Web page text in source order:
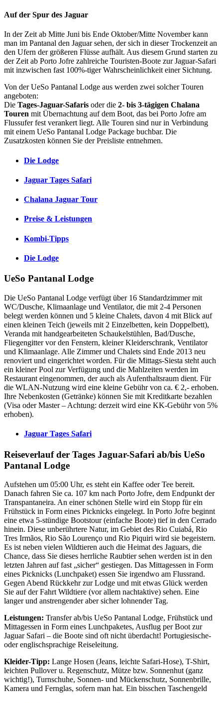
Auf der Spur des Jaguar
In der Zeit ab Mitte Juni bis Ende Oktober/Mitte November kann
man im Pantanal den Jaguar sehen, der sich in dieser Trockenzeit an
den Ufern der größeren Flüsse aufhält. Aus diesem Grund starten zu
der Zeit ab Porto Jofre zahlreiche Touristen-Boote zur Jaguar-Safari
mit inzwischen fast 100%-tiger Wahrscheinlichkeit einer Sichtung.
Von der UeSo Pantanal Lodge aus werden zwei solcher Touren
angeboten:
Die Tages-Jaguar-Safaris oder die 2- bis 3-tägigen Chalana
Touren mit Übernachtung auf dem Boot, das bei Porto Jofre am
Flussufer fest verankert liegt. Alle Touren sind nur in Verbindung
mit einem UeSo Pantanal Lodge Package buchbar. Die
Zusatzkosten können Sie der Preisliste entnehmen.
Die Lodge
Jaguar Tages Safari
Chalana Jaguar Tour
Preise & Leistungen
Kombi-Tipps
Die Lodge
UeSo Pantanal Lodge
Die UeSo Pantanal Lodge verfügt über 16 Standardzimmer mit
WC/Dusche, Klimaanlage und Ventilator, die mit 2-4 Personen
belegt werden können und 5 kleine Chalets, davon 4 mit Blick auf
einen kleinen Teich (jeweils mit 2 Einzelbetten, kein Doppelbett),
Veranda mit handgearbeiteten Schaukelstühlen, Bad/Dusche,
Fliegengitter vor den Fenstern, kleiner Kleiderschrank, Ventilator
und Klimaanlage. Alle Zimmer und Chalets sind Ende 2013 neu
renoviert und eingerichtet worden. Für die Mittags-Siesta steht auch
ein kleiner Pool zur Verfügung und die Mahlzeiten werden im
Restaurant eingenommen, der auch als Aufenthaltsraum dient. Für
die WLAN-Nutzung wird eine kleine Gebühr von ca. € 2,- erhoben.
Ihre Nebenkosten (Getränke) können Sie mit Kreditkarte bezahlen
(Visa oder Master – Achtung: derzeit wird eine KK-Gebühr von 5%
erhoben).
Jaguar Tages Safari
Reiseverlauf der Tages Jaguar-Safari ab/bis UeSo
Pantanal Lodge
Aufstehen um 05:00 Uhr, es steht ein Kaffee oder Tee bereit.
Danach fahren Sie ca. 107 km nach Porto Jofre, dem Endpunkt der
Transpantaneira. An einer schönen Stelle wird ein Stopp für ein
Frühstück in Form eines Picknicks eingelegt. In Porto Jofre beginnt
eine etwa 5-stündige Bootstour (einfache Boote) tief in den Cerrado
hinein. Diese unberührtere Natur, im Gebiet des Rio Cuiabá, Rio
Tres Irmãos, Rio São Lourenço und Rio Piquiri wird sie begeistern.
Es ist neben vielen Wildtieren auch die Heimat des Jaguars, die
Chance, dass Sie dieses herrliche Raubtier sehen werden ist in den
letzten Jahren auf fast „sicher“ gestiegen. Das Mittagessen in Form
eines Picknicks (Lunchpaket) essen Sie irgendwo am Flussrand.
Gegen Abend Rückkehr zur Lodge und mit etwas Glück werden
Sie auf der Fahrt Wildtiere (vor allem nachtaktive) sehen. Eine
langer und anstrengender aber sicher lohnender Tag.
Leistungen: Transfer ab/bis UeSo Pantanal Lodge, Frühstück und
Mittagessen in Form eines Lunchpaketes, Ausflug per Boot zur
Jaguar Safari – die Boote sind oft nicht überdacht! Portugiesische-
oder englischsprachige Reiseleitung.
Kleider-Tipp: Lange Hosen (Jeans, leichte Safari-Hose), T-Shirt,
leichten Pullover u. Regenschutz, Mütze bzw. Sonnenhut (ganz
wichtig!), Turnschuhe, Sonnen- und Mückenschutz, Sonnenbrille,
Kamera und Fernglas, sofern man hat. Ein bisschen Taschengeld